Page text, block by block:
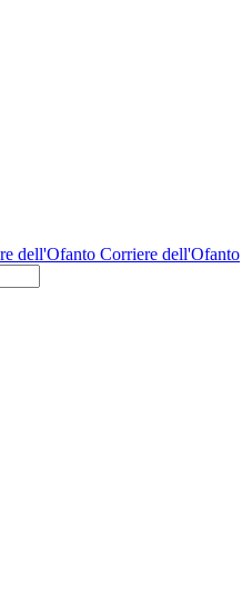
Corriere dell'Ofanto